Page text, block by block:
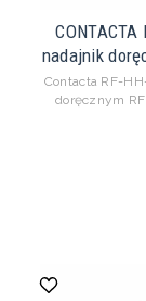
nadajnik
Contacta RF-
doręcznym